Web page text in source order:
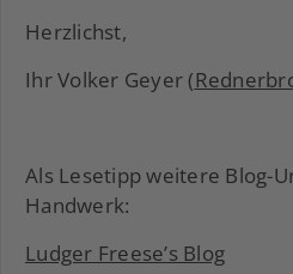
Herzlichst,
Ihr Volker Geyer (
Als Lesetipp weitere Blog-
Handwerk:
Ludger Freese’s Blog